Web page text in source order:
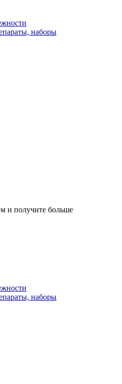
наборы
и получите больше
наборы